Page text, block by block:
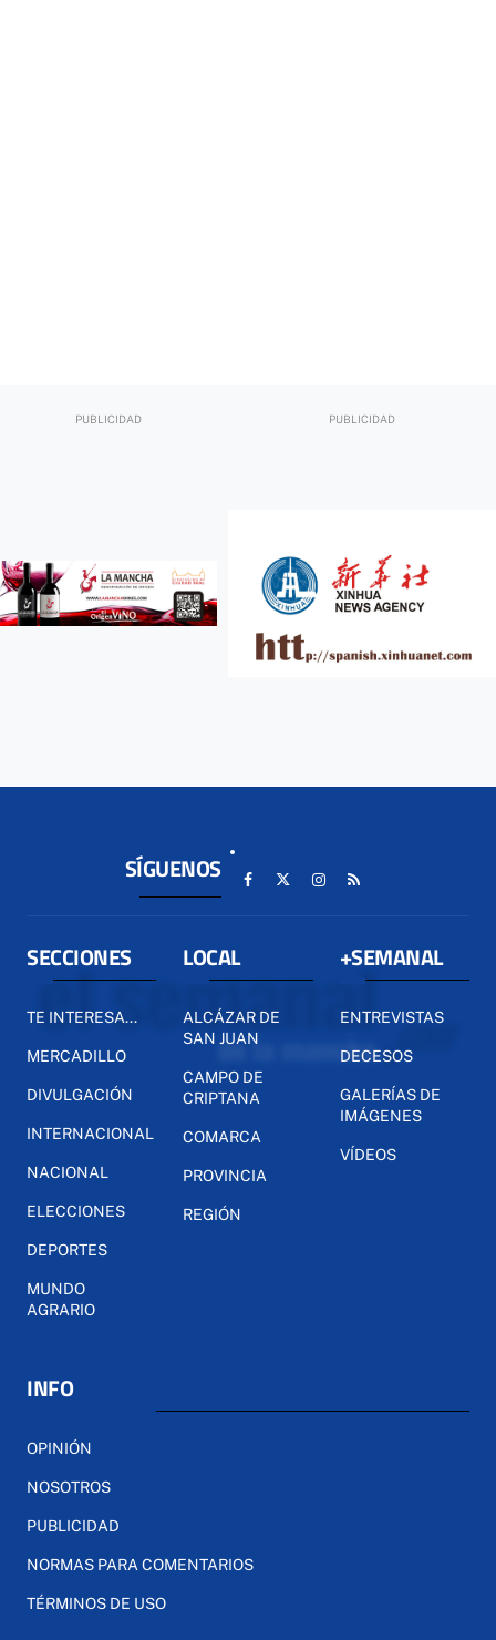
SÍGUENOS
SECCIONES
TE INTERESA...
MERCADILLO
DIVULGACIÓN
INTERNACIONAL
NACIONAL
ELECCIONES
DEPORTES
MUNDO
AGRARIO
LOCAL
ALCÁZAR DE
SAN JUAN
CAMPO DE
CRIPTANA
COMARCA
PROVINCIA
REGIÓN
+SEMANAL
ENTREVISTAS
DECESOS
GALERÍAS DE
IMÁGENES
VÍDEOS
INFO
OPINIÓN
NOSOTROS
PUBLICIDAD
NORMAS PARA COMENTARIOS
TÉRMINOS DE USO